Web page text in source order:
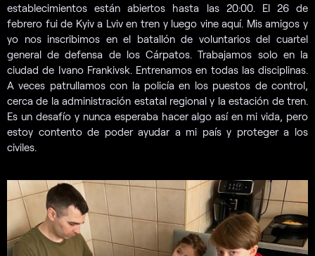
establecimientos están abiertos hasta las 20:00. El 26 de
febrero fui de Kyiv a Lviv en tren y luego vine aquí. Mis amigos y
yo nos inscribimos en el batallón de voluntarios del cuartel
general de defensa de los Cárpatos. Trabajamos solo en la
ciudad de Ivano Frankivsk. Entrenamos en todas las disciplinas.
A veces patrullamos con la policía en los puestos de control,
cerca de la administración estatal regional y la estación de tren.
Es un desafío y nunca esperaba hacer algo así en mi vida, pero
estoy contento de poder ayudar a mi país y proteger a los
civiles.